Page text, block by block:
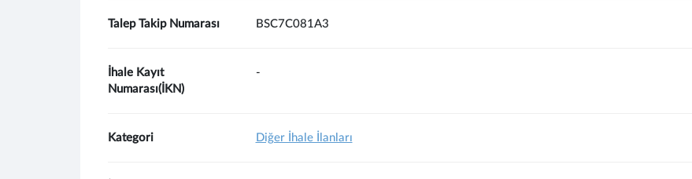
Talep Takip Numarası BSC7C081A3
İhale Kayıt
Numarası(İKN)
-
Kategori Diğer İhale İlanları